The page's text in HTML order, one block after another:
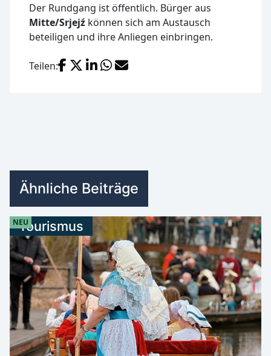
Der Rundgang ist öffentlich. Bürger aus
Mitte/Srjejź können sich am Austausch
beteiligen und ihre Anliegen einbringen.
Teilen: Facebook
X (Twitter)
LinkedIn
WhatsApp
Ähnliche Beiträge
Tourismus
NEU